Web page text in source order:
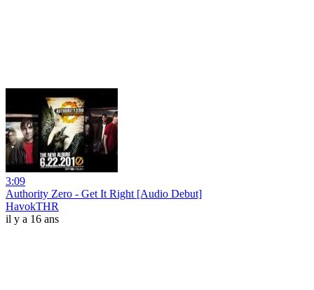
3:09
Authority Zero - Get It Right [Audio Debut]
HavokTHR
il y a 16 ans